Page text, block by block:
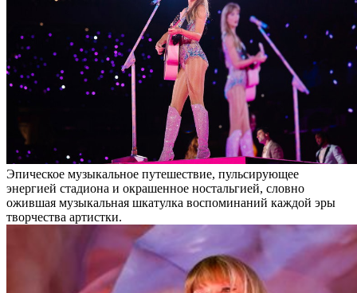
Эпическое музыкальное путешествие, пульсирующее
энергией стадиона и окрашенное ностальгией, словно
ожившая музыкальная шкатулка воспоминаний каждой эры
творчества артистки.